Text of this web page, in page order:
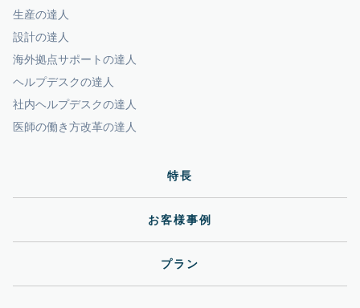
生産の達人
設計の達人
海外拠点サポートの達人
ヘルプデスクの達人
社内ヘルプデスクの達人
医師の働き方改革の達人
特長
お客様事例
プラン